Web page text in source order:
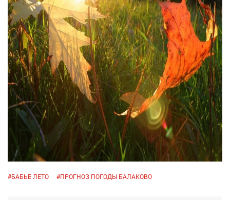
#БАБЬЕ ЛЕТО #ПРОГНОЗ ПОГОДЫ БАЛАКОВО